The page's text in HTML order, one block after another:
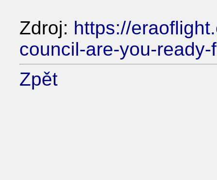
Zdroj: https://
council-are-you-
Zpět